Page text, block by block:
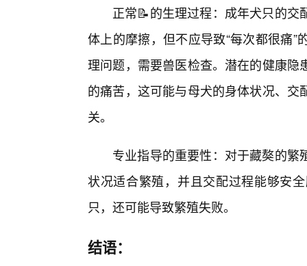
正常📝的生理过程：成年犬只的
体上的摩擦，但不应导致“每次都很痛
理问题，需要兽医检查。潜在的健康
的痛苦，这可能与母犬的身体状况、
关。
专业指导的重要性：对于藏獒的
状况适合繁殖，并且交配过程能够安
只，还可能导致繁殖失败。
结语：